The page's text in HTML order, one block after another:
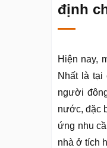
định
Hiện nay,
Nhất là tại
người
nước, đặc
ứng nhu
nhà ở tích